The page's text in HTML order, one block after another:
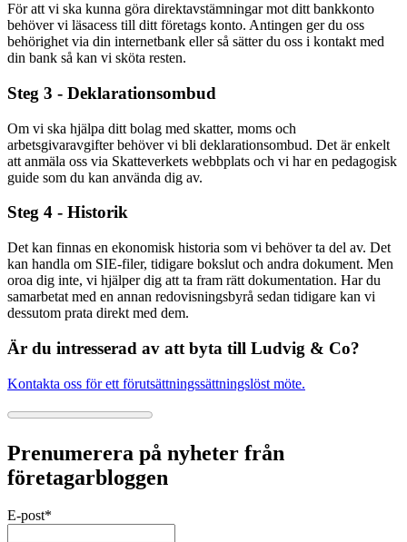
För att vi ska kunna göra direktavstämningar mot ditt bankkonto
behöver vi läsacess till ditt företags konto. Antingen ger du oss
behörighet via din internetbank eller så sätter du oss i kontakt med
din bank så kan vi sköta resten.
Steg 3 - Deklarationsombud
Om vi ska hjälpa ditt bolag med skatter, moms och
arbetsgivaravgifter behöver vi bli deklarationsombud. Det är enkelt
att anmäla oss via Skatteverkets webbplats och vi har en pedagogisk
guide som du kan använda dig av.
Steg 4 - Historik
Det kan finnas en ekonomisk historia som vi behöver ta del av. Det
kan handla om SIE-filer, tidigare bokslut och andra dokument. Men
oroa dig inte, vi hjälper dig att ta fram rätt dokumentation. Har du
samarbetat med en annan redovisningsbyrå sedan tidigare kan vi
dessutom prata direkt med dem.
Är du intresserad av att byta till Ludvig & Co?
Kontakta oss för ett förutsättningssättningslöst möte.
Prenumerera på nyheter från
företagarbloggen
E-post*